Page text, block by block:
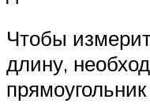
Чтобы
длину,